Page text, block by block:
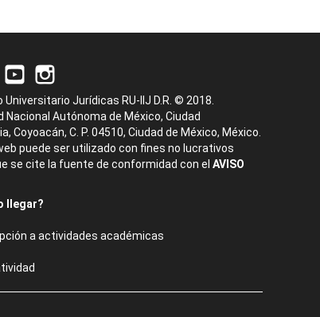
Universitario Jurídicas RU-IIJ D.R. © 2018.
Nacional Autónoma de México, Ciudad
Coyoacán, C. P. 04510, Ciudad de México, México.
puede ser utilizado con fines no lucrativos
se cite la fuente de conformidad con el AVISO
llegar?
a actividades académicas